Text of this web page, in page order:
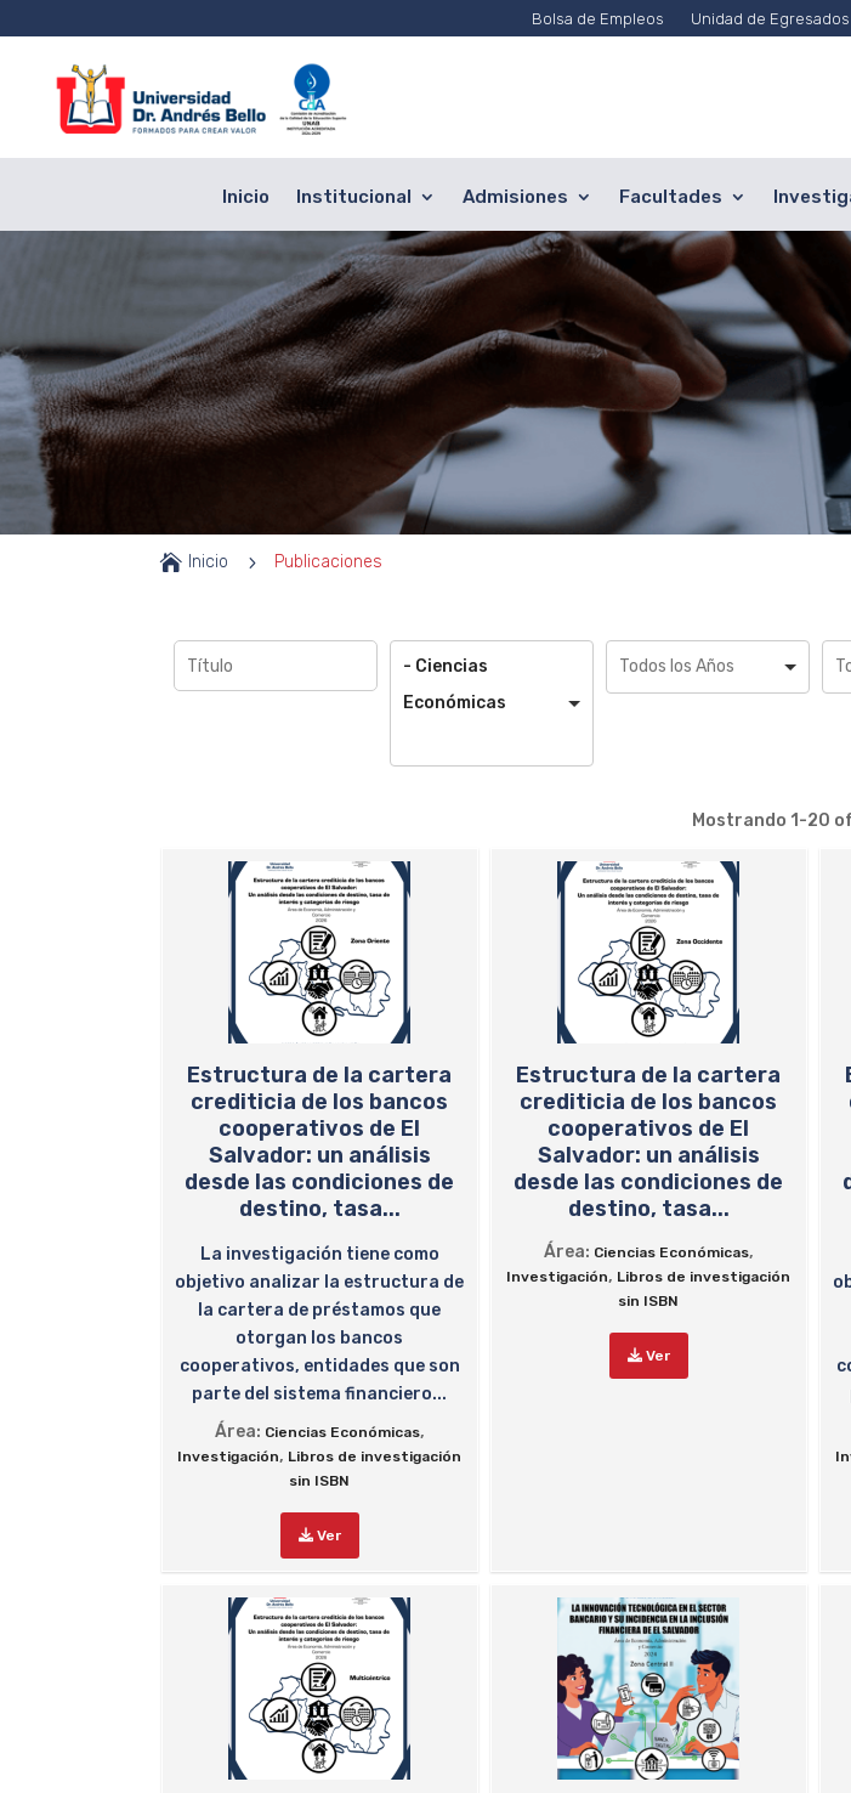
Bolsa de Empleos Unidad de Egresados
Inicio Institucional Admisiones Facultades
 Inicio 5 Publicaciones
- Ciencias
Económicas
Mostrando 1-20
Estructura de la cartera
crediticia de los bancos
cooperativos de El
Salvador: un análisis
desde las condiciones de
destino, tasa...
La investigación tiene como
objetivo analizar la estructura de
la cartera de préstamos que
otorgan los bancos
cooperativos, entidades que son
parte del sistema financiero...
Área: Ciencias Económicas,
Investigación, Libros de investigación
sin ISBN
Ver
Estructura de la cartera
crediticia de los bancos
cooperativos de El
Salvador: un análisis
desde las condiciones de
destino, tasa...
Área: Ciencias Económicas,
Investigación, Libros de investigación
sin ISBN
Ver